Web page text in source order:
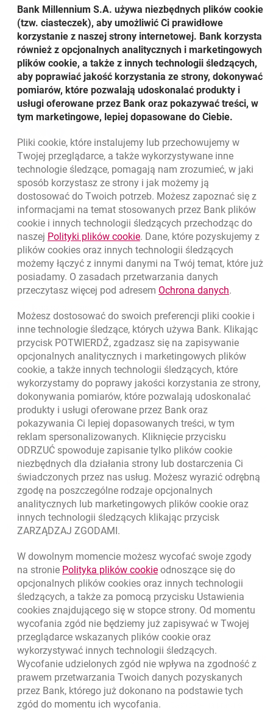
wzmacnianie kapitału społecznego oraz promowanie
odpowiedzialnych postaw obywatelskich.
Link do filmiku:https://youtu.be/dei2Xr-W7b0Link otwiera
otwiera się w
Więcej o Fundacji Banku Millennium:
www.bankmillennium.pl/o-banku/fundacja Link otwiera się
otwiera się w
Udostępnij
otwiera się w nowej karcie
otwiera się w nowej karcie
otwiera się w nowej karcie
Powrót do listy
Nawigacja dolna
Zadzwoń do nas
801 331 331
(+48) 22 598 40 40
Migam
Znajdź placówkę lub bankomat otwiera się w nowej karcie
Oceń nas otwiera się w nowej karcie
Złóż wniosek przez internet
Skontaktuj się ze Specjalistą
O banku
Kursy wymiany walut
Kursy wymiany walut. Data aktualizacji: 6.08.2026, 12:54:32
WALUTA KUPNO SPRZEDAŻ
EUR 4.1358 4.4581
USD 3.8639
CHF 4.4248 4.7696
GBP 4.8262 5.2023
6.08.2026, 12:54:32
Odpowiedzialny biznes
Regulacje zewnętrzne
Ochrona danychotwiera się w nowej karcie
Ustawieniacookies
Bank Millennium S.A. używa niezbędnych plików cookie
(tzw. ciasteczek), aby umożliwić Ci prawidłowe
korzystanie z naszej strony internetowej. Bank korzysta
również z opcjonalnych analitycznych i marketingowych
plików cookie, a także z innych technologii śledzących,
aby poprawiać jakość korzystania ze strony, dokonywać
pomiarów, które pozwalają udoskonalać produkty i
usługi oferowane przez Bank oraz pokazywać treści, w
tym marketingowe, lepiej dopasowane do Ciebie.
Pliki cookie, które instalujemy lub przechowujemy w
Twojej przeglądarce, a także wykorzystywane inne
technologie śledzące, pomagają nam zrozumieć, w jaki
sposób korzystasz ze strony i jak możemy ją
dostosować do Twoich potrzeb. Możesz zapoznać się z
informacjami na temat stosowanych przez Bank plików
cookie i innych technologii śledzących przechodząc do
naszej Polityki plików cookielink otwiera się w nowym oknie
. Dane, które pozyskujemy z
plików cookies oraz innych technologii śledzących
możemy łączyć z innymi danymi na Twój temat, które już
posiadamy. O zasadach przetwarzania danych
przeczytasz więcej pod adresem Ochrona danychlink
.
Możesz dostosować do swoich preferencji pliki cookie i
inne technologie śledzące, których używa Bank. Klikając
przycisk POTWIERDŹ, zgadzasz się na zapisywanie
opcjonalnych analitycznych i marketingowych plików
cookie, a także innych technologii śledzących, które
wykorzystamy do poprawy jakości korzystania ze strony,
dokonywania pomiarów, które pozwalają udoskonalać
produkty i usługi oferowane przez Bank oraz
pokazywania Ci lepiej dopasowanych treści, w tym
reklam spersonalizowanych. Kliknięcie przycisku
ODRZUĆ spowoduje zapisanie tylko plików cookie
niezbędnych dla działania strony lub dostarczenia Ci
świadczonych przez nas usług. Możesz wyrazić odrębną
zgodę na poszczególne rodzaje opcjonalnych
analitycznych lub marketingowych plików cookie oraz
innych technologii śledzących klikając przycisk
ZARZĄDZAJ ZGODAMI.
W dowolnym momencie możesz wycofać swoje zgody
na stronie Polityka plików cookielink otwiera się w nowym
odnoszące się do
opcjonalnych plików cookies oraz innych technologii
śledzących, a także za pomocą przycisku Ustawienia
cookies znajdującego się w stopce strony. Od momentu
wycofania zgód nie będziemy już zapisywać w Twojej
przeglądarce wskazanych plików cookie oraz
wykorzystywać innych technologii śledzących.
Wycofanie udzielonych zgód nie wpływa na zgodność z
prawem przetwarzania Twoich danych pozyskanych
przez Bank, którego już dokonano na podstawie tych
zgód do momentu ich wycofania.